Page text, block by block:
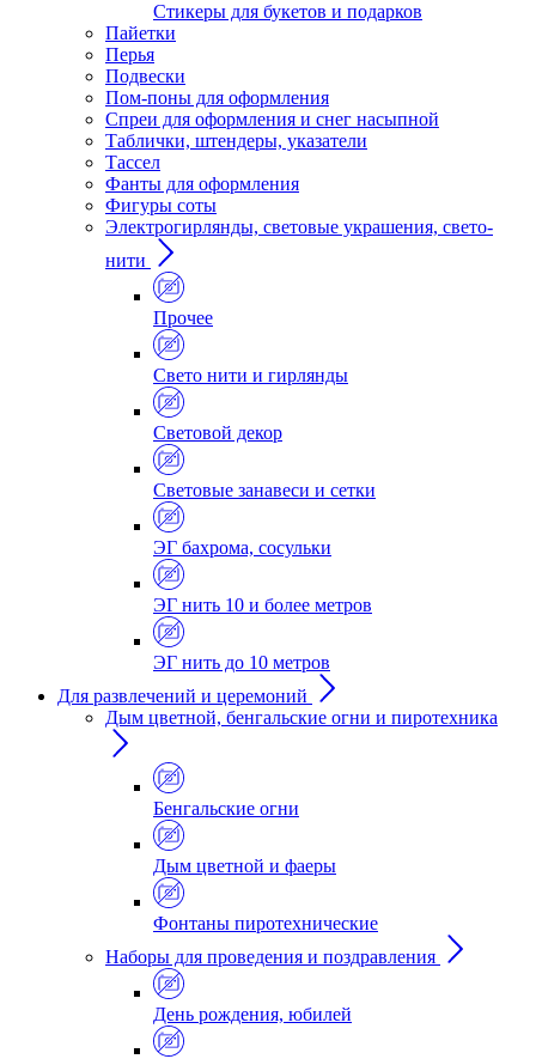
Стикеры для букетов и подарков
Пайетки
Перья
Подвески
Пом-поны для оформления
Спреи для оформления и снег насыпной
Таблички, штендеры, указатели
Тассел
Фанты для оформления
Фигуры соты
Электрогирлянды, световые украшения, свето-
нити
Прочее
Свето нити и гирлянды
Световой декор
Световые занавеси и сетки
ЭГ бахрома, сосульки
ЭГ нить 10 и более метров
ЭГ нить до 10 метров
Для развлечений и церемоний
Дым цветной, бенгальские огни и пиротехника
Бенгальские огни
Дым цветной и фаеры
Фонтаны пиротехнические
Наборы для проведения и поздравления
День рождения, юбилей